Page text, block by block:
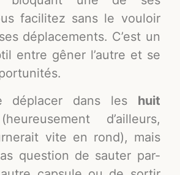
facilitez sans le vouloir
déplacements. C’est un
entre gêner l’autre et se
déplacer dans les huit
d’ailleurs,
vite en rond), mais
question de sauter par-